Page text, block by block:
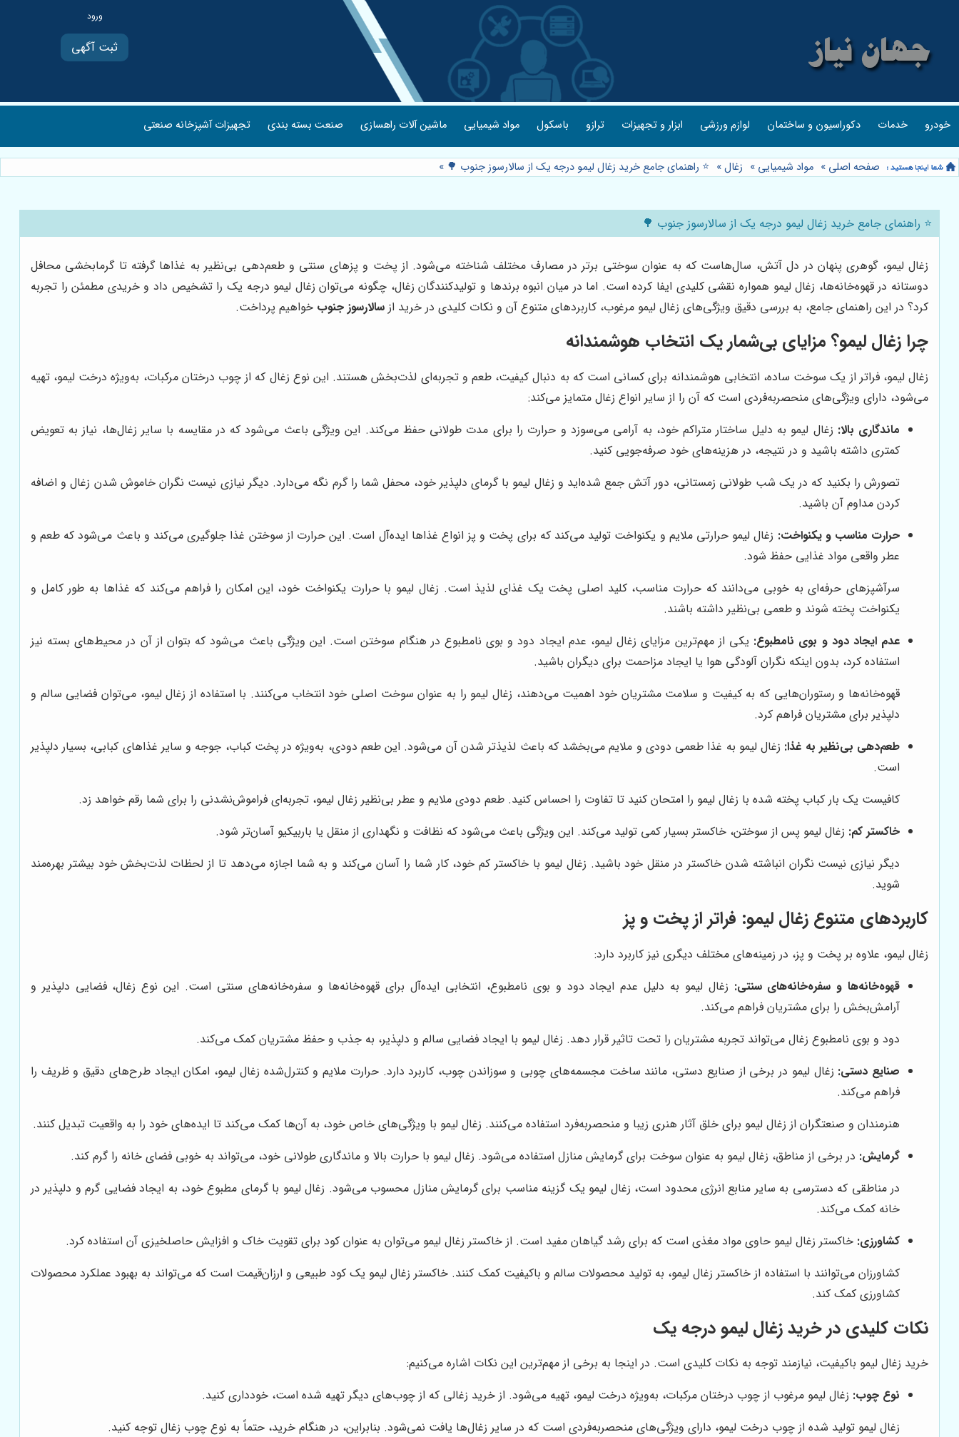
ثبت آگهی
خودرو خدمات دکوراسیون و ساختمان لوازم ورزشی ابزار و تجهیزات ترازو باسکول مواد شیمیایی ماشین آلات راهسازی صنعت بسته بندی تجهیزات آشپزخانه صنعتی
صفحه اصلی » مواد شیمیایی » زغال» ⭐️ راهنمای جامع خرید زغال لیمو درجه یک از سالارسوز جنوب 🌳 »
⭐️ راهنمای جامع خرید زغال لیمو درجه یک از سالارسوز جنوب 🌳
زغال لیمو، گوهری پنهان در دل آتش، سال‌هاست که به عنوان سوختی برتر در مصارف مختلف شناخته می‌شود. از پخت و پزهای سنتی و طعم‌دهی بی‌نظیر به غذاها گرفته تا گرمابخشی محافل
دوستانه در قهوه‌خانه‌ها، زغال لیمو همواره نقشی کلیدی ایفا کرده است. اما در میان انبوه برندها و تولیدکنندگان زغال، چگونه می‌توان زغال لیمو درجه یک را تشخیص داد و خریدی مطمئن را تجربه
کرد؟ در این راهنمای جامع، به بررسی دقیق ویژگی‌های زغال لیمو مرغوب، کاربردهای متنوع آن و نکات کلیدی در خرید از سالارسوز جنوب خواهیم پرداخت.
چرا زغال لیمو؟ مزایای بی‌شمار یک انتخاب هوشمندانه
زغال لیمو، فراتر از یک سوخت ساده، انتخابی هوشمندانه برای کسانی است که به دنبال کیفیت، طعم و تجربه‌ای لذت‌بخش هستند. این نوع زغال که از چوب درختان مرکبات، به‌ویژه درخت لیمو، تهیه
می‌شود، دارای ویژگی‌های منحصربه‌فردی است که آن را از سایر انواع زغال متمایز می‌کند:
ماندگاری بالا: زغال لیمو به دلیل ساختار متراکم خود، به آرامی می‌سوزد و حرارت را برای مدت طولانی حفظ می‌کند. این ویژگی باعث می‌شود که در مقایسه با سایر زغال‌ها، نیاز به تعویض
کمتری داشته باشید و در نتیجه، در هزینه‌های خود صرفه‌جویی کنید.
تصورش را بکنید که در یک شب طولانی زمستانی، دور آتش جمع شده‌اید و زغال لیمو با گرمای دلپذیر خود، محفل شما را گرم نگه می‌دارد. دیگر نیازی نیست نگران خاموش شدن زغال و اضافه
کردن مداوم آن باشید.
حرارت مناسب و یکنواخت: زغال لیمو حرارتی ملایم و یکنواخت تولید می‌کند که برای پخت و پز انواع غذاها ایده‌آل است. این حرارت از سوختن غذا جلوگیری می‌کند و باعث می‌شود که طعم و
عطر واقعی مواد غذایی حفظ شود.
سرآشپزهای حرفه‌ای به خوبی می‌دانند که حرارت مناسب، کلید اصلی پخت یک غذای لذیذ است. زغال لیمو با حرارت یکنواخت خود، این امکان را فراهم می‌کند که غذاها به طور کامل و
یکنواخت پخته شوند و طعمی بی‌نظیر داشته باشند.
عدم ایجاد دود و بوی نامطبوع: یکی از مهم‌ترین مزایای زغال لیمو، عدم ایجاد دود و بوی نامطبوع در هنگام سوختن است. این ویژگی باعث می‌شود که بتوان از آن در محیط‌های بسته نیز
استفاده کرد، بدون اینکه نگران آلودگی هوا یا ایجاد مزاحمت برای دیگران باشید.
قهوه‌خانه‌ها و رستوران‌هایی که به کیفیت و سلامت مشتریان خود اهمیت می‌دهند، زغال لیمو را به عنوان سوخت اصلی خود انتخاب می‌کنند. با استفاده از زغال لیمو، می‌توان فضایی سالم و
دلپذیر برای مشتریان فراهم کرد.
طعم‌دهی بی‌نظیر به غذا: زغال لیمو به غذا طعمی دودی و ملایم می‌بخشد که باعث لذیذتر شدن آن می‌شود. این طعم دودی، به‌ویژه در پخت کباب، جوجه و سایر غذاهای کبابی، بسیار دلپذیر
است.
کافیست یک بار کباب پخته شده با زغال لیمو را امتحان کنید تا تفاوت را احساس کنید. طعم دودی ملایم و عطر بی‌نظیر زغال لیمو، تجربه‌ای فراموش‌نشدنی را برای شما رقم خواهد زد.
خاکستر کم: زغال لیمو پس از سوختن، خاکستر بسیار کمی تولید می‌کند. این ویژگی باعث می‌شود که نظافت و نگهداری از منقل یا باربیکیو آسان‌تر شود.
دیگر نیازی نیست نگران انباشته شدن خاکستر در منقل خود باشید. زغال لیمو با خاکستر کم خود، کار شما را آسان می‌کند و به شما اجازه می‌دهد تا از لحظات لذت‌بخش خود بیشتر بهره‌مند
شوید.
کاربردهای متنوع زغال لیمو: فراتر از پخت و پز
زغال لیمو، علاوه بر پخت و پز، در زمینه‌های مختلف دیگری نیز کاربرد دارد:
قهوه‌خانه‌ها و سفره‌خانه‌های سنتی: زغال لیمو به دلیل عدم ایجاد دود و بوی نامطبوع، انتخابی ایده‌آل برای قهوه‌خانه‌ها و سفره‌خانه‌های سنتی است. این نوع زغال، فضایی دلپذیر و
آرامش‌بخش را برای مشتریان فراهم می‌کند.
دود و بوی نامطبوع زغال می‌تواند تجربه مشتریان را تحت تاثیر قرار دهد. زغال لیمو با ایجاد فضایی سالم و دلپذیر، به جذب و حفظ مشتریان کمک می‌کند.
صنایع دستی: زغال لیمو در برخی از صنایع دستی، مانند ساخت مجسمه‌های چوبی و سوزاندن چوب، کاربرد دارد. حرارت ملایم و کنترل‌شده زغال لیمو، امکان ایجاد طرح‌های دقیق و ظریف را
فراهم می‌کند.
هنرمندان و صنعتگران از زغال لیمو برای خلق آثار هنری زیبا و منحصربه‌فرد استفاده می‌کنند. زغال لیمو با ویژگی‌های خاص خود، به آن‌ها کمک می‌کند تا ایده‌های خود را به واقعیت تبدیل کنند.
گرمایش: در برخی از مناطق، زغال لیمو به عنوان سوخت برای گرمایش منازل استفاده می‌شود. زغال لیمو با حرارت بالا و ماندگاری طولانی خود، می‌تواند به خوبی فضای خانه را گرم کند.
در مناطقی که دسترسی به سایر منابع انرژی محدود است، زغال لیمو یک گزینه مناسب برای گرمایش منازل محسوب می‌شود. زغال لیمو با گرمای مطبوع خود، به ایجاد فضایی گرم و دلپذیر در
خانه کمک می‌کند.
کشاورزی: خاکستر زغال لیمو حاوی مواد مغذی است که برای رشد گیاهان مفید است. از خاکستر زغال لیمو می‌توان به عنوان کود برای تقویت خاک و افزایش حاصلخیزی آن استفاده کرد.
کشاورزان می‌توانند با استفاده از خاکستر زغال لیمو، به تولید محصولات سالم و باکیفیت کمک کنند. خاکستر زغال لیمو یک کود طبیعی و ارزان‌قیمت است که می‌تواند به بهبود عملکرد محصولات
کشاورزی کمک کند.
نکات کلیدی در خرید زغال لیمو درجه یک
خرید زغال لیمو باکیفیت، نیازمند توجه به نکات کلیدی است. در اینجا به برخی از مهم‌ترین این نکات اشاره می‌کنیم:
نوع چوب: زغال لیمو مرغوب از چوب درختان مرکبات، به‌ویژه درخت لیمو، تهیه می‌شود. از خرید زغالی که از چوب‌های دیگر تهیه شده است، خودداری کنید.
زغال لیمو تولید شده از چوب درخت لیمو، دارای ویژگی‌های منحصربه‌فردی است که در سایر زغال‌ها یافت نمی‌شود. بنابراین، در هنگام خرید، حتماً به نوع چوب زغال توجه کنید.